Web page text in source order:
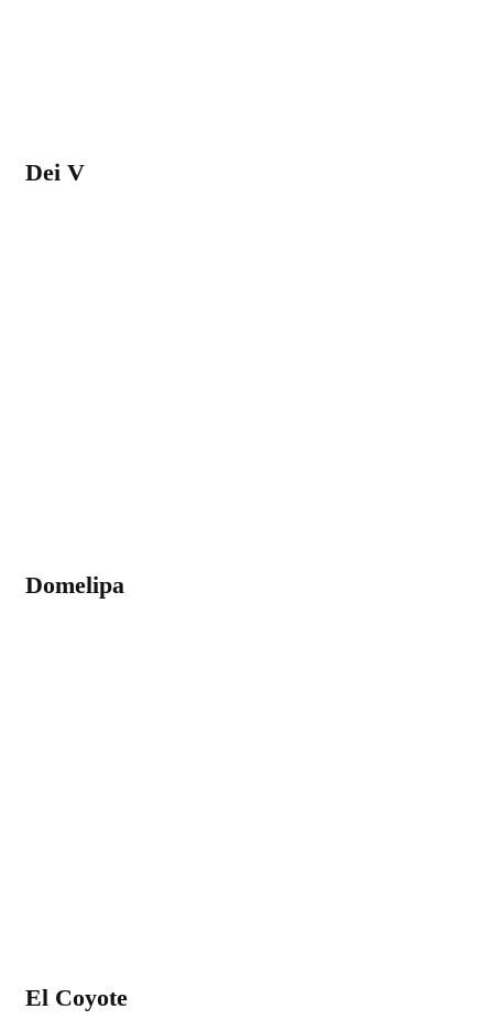
Dei V
Domelipa
El Coyote